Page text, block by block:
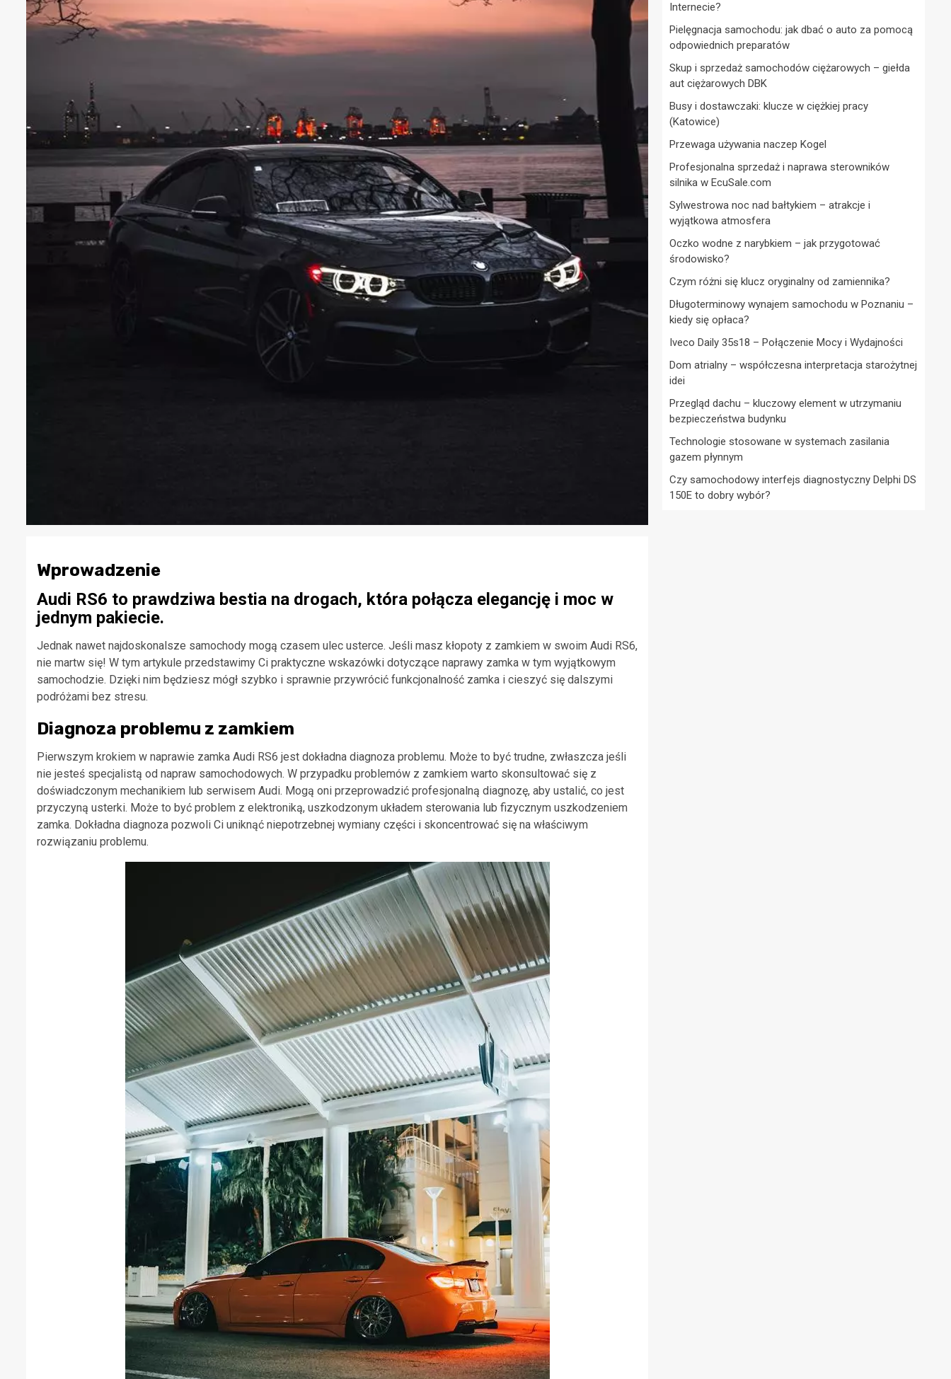
Wprowadzenie
Audi RS6 to prawdziwa bestia na drogach, która połącza elegancję i moc w
jednym pakiecie.
Jednak nawet najdoskonalsze samochody mogą czasem ulec usterce. Jeśli masz kłopoty z zamkiem w swoim Audi RS6,
nie martw się! W tym artykule przedstawimy Ci praktyczne wskazówki dotyczące naprawy zamka w tym wyjątkowym
samochodzie. Dzięki nim będziesz mógł szybko i sprawnie przywrócić funkcjonalność zamka i cieszyć się dalszymi
podróżami bez stresu.
Diagnoza problemu z zamkiem
Pierwszym krokiem w naprawie zamka Audi RS6 jest dokładna diagnoza problemu. Może to być trudne, zwłaszcza jeśli
nie jesteś specjalistą od napraw samochodowych. W przypadku problemów z zamkiem warto skonsultować się z
doświadczonym mechanikiem lub serwisem Audi. Mogą oni przeprowadzić profesjonalną diagnozę, aby ustalić, co jest
przyczyną usterki. Może to być problem z elektroniką, uszkodzonym układem sterowania lub fizycznym uszkodzeniem
zamka. Dokładna diagnoza pozwoli Ci uniknąć niepotrzebnej wymiany części i skoncentrować się na właściwym
rozwiązaniu problemu.
Internecie?
Pielęgnacja samochodu: jak dbać o auto za pomocą
odpowiednich preparatów
Skup i sprzedaż samochodów ciężarowych – giełda
aut ciężarowych DBK
Busy i dostawczaki: klucze w ciężkiej pracy
(Katowice)
Przewaga używania naczep Kogel
Profesjonalna sprzedaż i naprawa sterowników
silnika w EcuSale.com
Sylwestrowa noc nad bałtykiem – atrakcje i
wyjątkowa atmosfera
Oczko wodne z narybkiem – jak przygotować
środowisko?
Czym różni się klucz oryginalny od zamiennika?
Długoterminowy wynajem samochodu w Poznaniu –
kiedy się opłaca?
Iveco Daily 35s18 – Połączenie Mocy i Wydajności
Dom atrialny – współczesna interpretacja starożytnej
idei
Przegląd dachu – kluczowy element w utrzymaniu
bezpieczeństwa budynku
Technologie stosowane w systemach zasilania
gazem płynnym
Czy samochodowy interfejs diagnostyczny Delphi DS
150E to dobry wybór?